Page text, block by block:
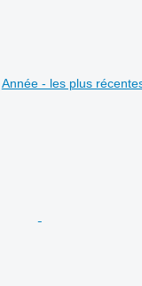
Année - les plus